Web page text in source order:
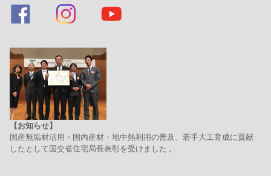
【お知らせ】
国産無垢材活用・国内産材・地中熱利用の普及、若手大工育成に貢献
したとして国交省住宅局長表彰を受けました 。